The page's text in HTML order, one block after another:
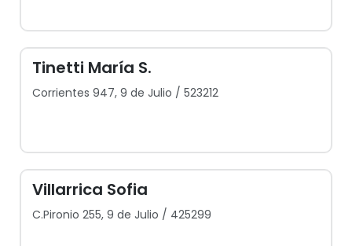
Tinetti María S.
Corrientes 947, 9 de Julio / 523212
Villarrica Sofia
C.Pironio 255, 9 de Julio / 425299